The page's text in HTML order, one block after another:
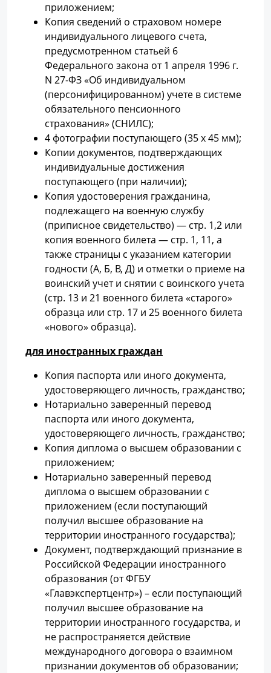
приложением;
Копия сведений о страховом номере
индивидуального лицевого счета,
предусмотренном статьей 6
Федерального закона от 1 апреля 1996 г.
N 27-ФЗ «Об индивидуальном
(персонифицированном) учете в системе
обязательного пенсионного
страхования» (СНИЛС);
4 фотографии поступающего (35 x 45 мм);
Копии документов, подтверждающих
индивидуальные достижения
поступающего (при наличии);
Копия удостоверения гражданина,
подлежащего на военную службу
(приписное свидетельство) — стр. 1,2 или
копия военного билета — стр. 1, 11, а
также страницы с указанием категории
годности (А, Б, В, Д) и отметки о приеме на
воинский учет и снятии с воинского учета
(стр. 13 и 21 военного билета «старого»
образца или стр. 17 и 25 военного билета
«нового» образца).
для иностранных граждан
Копия паспорта или иного документа,
удостоверяющего личность, гражданство;
Нотариально заверенный перевод
паспорта или иного документа,
удостоверяющего личность, гражданство;
Копия диплома о высшем образовании с
приложением;
Нотариально заверенный перевод
диплома о высшем образовании с
приложением (если поступающий
получил высшее образование на
территории иностранного государства);
Документ, подтверждающий признание в
Российской Федерации иностранного
образования (от ФГБУ
«Главэкспертцентр») – если поступающий
получил высшее образование на
территории иностранного государства, и
не распространяется действие
международного договора о взаимном
признании документов об образовании;